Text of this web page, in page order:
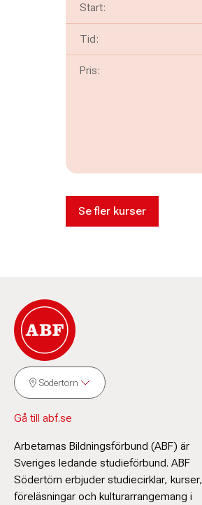
Start:
Tid:
Pris:
Se fler kurser
Södertörn
Gå till abf.se
Arbetarnas Bildningsförbund (ABF) är
Sveriges ledande studieförbund. ABF
Södertörn erbjuder studiecirklar, kurser,
föreläsningar och kulturarrangemang i